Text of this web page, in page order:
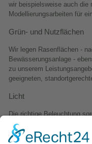
wir beispielsweise auch die
Modellierungsarbeiten für
Grün- und Nutzflächen
Wir legen Rasenflächen -
Bewässerungsanlage -
zu unserem
geeigneten,
Licht
Die richtige Beleuchtung
Charakter einer
und installieren das